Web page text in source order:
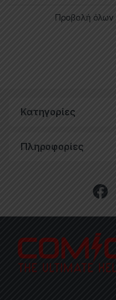
Προβολή
Κατηγορίες
Πληροφορίες